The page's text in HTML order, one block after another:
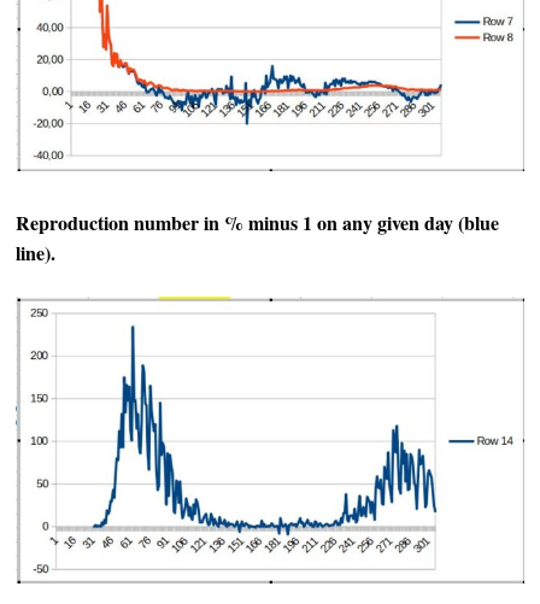
Reproduction number in % minus 1 on any given day (blue
line).